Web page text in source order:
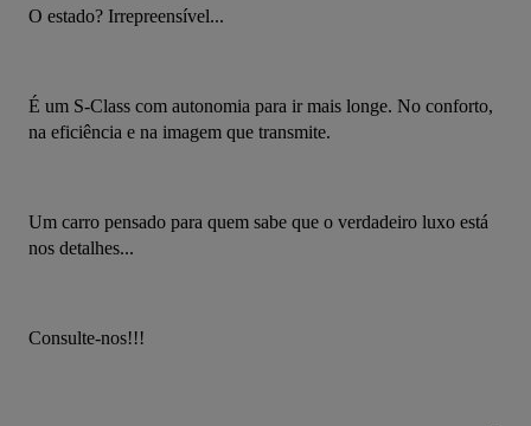
O estado? Irrepreensível...
É um S-Class com autonomia para ir mais longe. No conforto,
na eficiência e na imagem que transmite.
Um carro pensado para quem sabe que o verdadeiro luxo está
nos detalhes...
Consulte-nos!!!